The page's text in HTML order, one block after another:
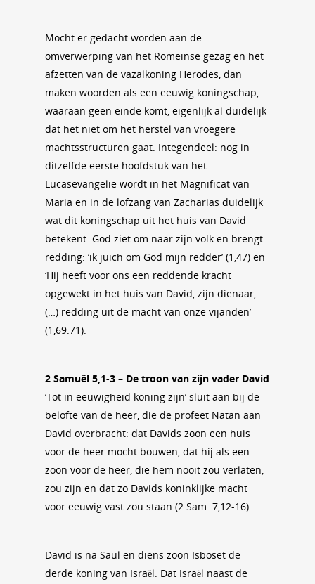
Mocht er gedacht worden aan de
omverwerping van het Romeinse gezag en het
afzetten van de vazalkoning Herodes, dan
maken woorden als een eeuwig koningschap,
waaraan geen einde komt, eigenlijk al duidelijk
dat het niet om het herstel van vroegere
machtsstructuren gaat. Integendeel: nog in
ditzelfde eerste hoofdstuk van het
Lucasevangelie wordt in het Magnificat van
Maria en in de lofzang van Zacharias duidelijk
wat dit koningschap uit het huis van David
betekent: God ziet om naar zijn volk en brengt
redding: ‘ik juich om God mijn redder’ (1,47) en
‘Hij heeft voor ons een reddende kracht
opgewekt in het huis van David, zijn dienaar,
(…) redding uit de macht van onze vijanden’
(1,69.71).
2 Samuël 5,1-3 – De troon van zijn vader David
‘Tot in eeuwigheid koning zijn’ sluit aan bij de
belofte van de heer, die de profeet Natan aan
David overbracht: dat Davids zoon een huis
voor de heer mocht bouwen, dat hij als een
zoon voor de heer, die hem nooit zou verlaten,
zou zijn en dat zo Davids koninklijke macht
voor eeuwig vast zou staan (2 Sam. 7,12-16).
David is na Saul en diens zoon Isboset de
derde koning van Israël. Dat Israël naast de